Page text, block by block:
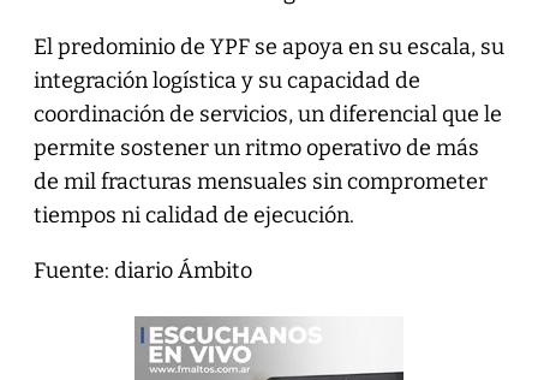
El predominio de YPF se apoya en su escala, su
integración logística y su capacidad de
coordinación de servicios, un diferencial que le
permite sostener un ritmo operativo de más
de mil fracturas mensuales sin comprometer
tiempos ni calidad de ejecución.
Fuente: diario Ámbito